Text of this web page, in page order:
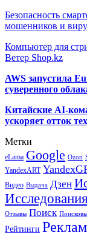
Безопасность
мошенников и
Компьютер для
Ветер Shop.kz
AWS запустила
суверенного
Китайские AI-
ускоряет отток
Метки
eLama Google Ozon
YandexART
Видео Выдача Дзен
Исследования
Отзывы Поиск
Рейтинги